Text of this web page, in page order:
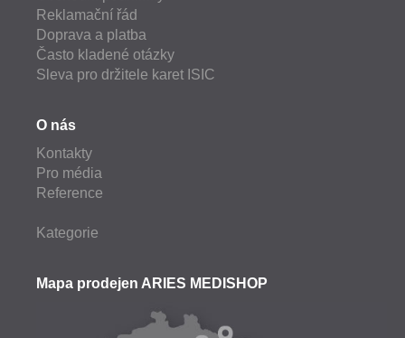
Reklamační řád
Doprava a platba
Často kladené otázky
Sleva pro držitele karet ISIC
O nás
Kontakty
Pro média
Reference
Kategorie
Mapa prodejen ARIES MEDISHOP